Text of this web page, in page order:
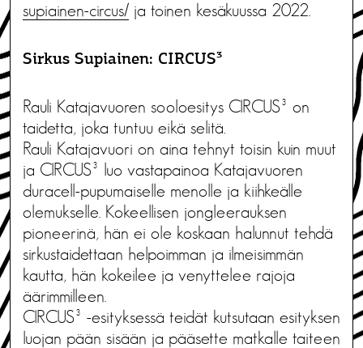
supiainen-circus/ ja toinen kesäkuussa 2022.
Sirkus Supiainen: CIRCUS³
Rauli Katajavuoren sooloesitys CIRCUS³ on
taidetta, joka tuntuu eikä selitä.
Rauli Katajavuori on aina tehnyt toisin kuin muut
ja CIRCUS³ luo vastapainoa Katajavuoren
duracell-pupumaiselle menolle ja kiihkeälle
olemukselle. Kokeellisen jongleerauksen
pioneerinä, hän ei ole koskaan halunnut tehdä
sirkustaidettaan helpoimman ja ilmeisimmän
kautta, hän kokeilee ja venyttelee rajoja
äärimmilleen.
CIRCUS³ -esityksessä teidät kutsutaan esityksen
luojan pään sisään ja pääsette matkalle taiteen